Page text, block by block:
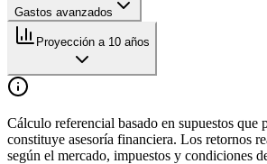
Gastos avanzados
Proyección a 10 años
Cálculo referencial basado en supuestos que
constituye asesoría financiera. Los retornos
según el mercado, impuestos y condiciones